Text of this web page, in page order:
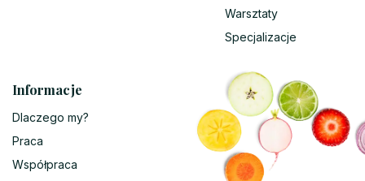
Warsztaty
Specjalizacje
Informacje
Dlaczego my?
Praca
Współpraca